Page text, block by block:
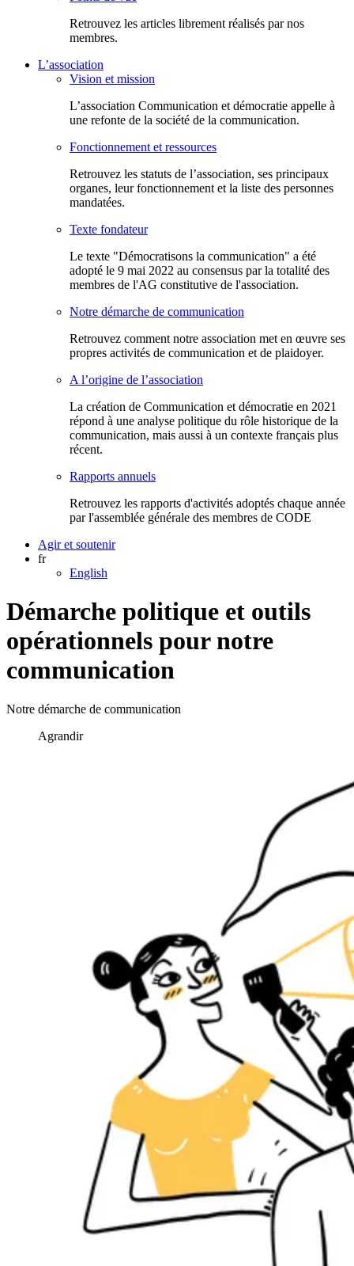
Retrouvez les articles librement réalisés par nos
membres.
L’association
Vision et mission
L’association Communication et démocratie appelle à
une refonte de la société de la communication.
Fonctionnement et ressources
Retrouvez les statuts de l’association, ses principaux
organes, leur fonctionnement et la liste des personnes
mandatées.
Texte fondateur
Le texte "Démocratisons la communication" a été
adopté le 9 mai 2022 au consensus par la totalité des
membres de l'AG constitutive de l'association.
Notre démarche de communication
Retrouvez comment notre association met en œuvre ses
propres activités de communication et de plaidoyer.
A l’origine de l’association
La création de Communication et démocratie en 2021
répond à une analyse politique du rôle historique de la
communication, mais aussi à un contexte français plus
récent.
Rapports annuels
Retrouvez les rapports d'activités adoptés chaque année
par l'assemblée générale des membres de CODE
Agir et soutenir
fr
English
Démarche politique et outils
opérationnels pour notre
communication
Notre démarche de communication
Agrandir